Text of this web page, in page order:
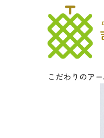
こだわりのア